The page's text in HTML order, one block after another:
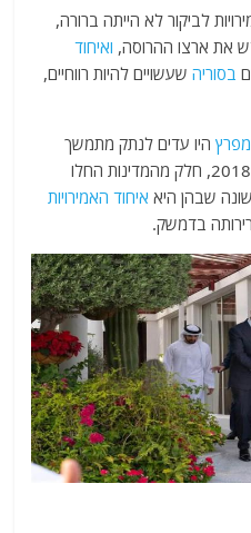
לביקור לא הייתה ברורה,
את ארצו ההרוסה, ואיחוד
בסוריה שעשויים להיות רווחיים,
היו עדים לנתק מתמשך
במשך כמעט שבע שנים, אך מאז 2018, חלק מהמדינות החלו
שבהן היא איחוד האמירויות
בדמשק.